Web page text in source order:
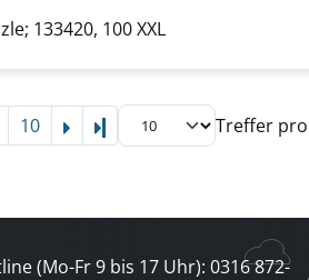
133420, 100 XXL
10 Letzte Seite Treffer
(Mo-Fr 9 bis 17 Uhr): 0316 872-